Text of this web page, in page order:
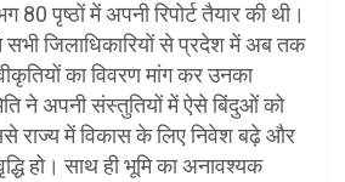
80 पृष्ठों में अपनी रिपोर्ट तैयार की थी।
जिलाधिकारियों से प्रदेश में अब तक
का विवरण मांग कर उनका
ने अपनी संस्तुतियों में ऐसे बिंदुओं को
राज्य में विकास के लिए निवेश बढ़े और
हो। साथ ही भूमि का अनावश्यक